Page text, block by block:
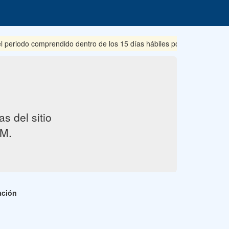
comprendido dentro de los 15 días hábiles posteriores a su
del sitio